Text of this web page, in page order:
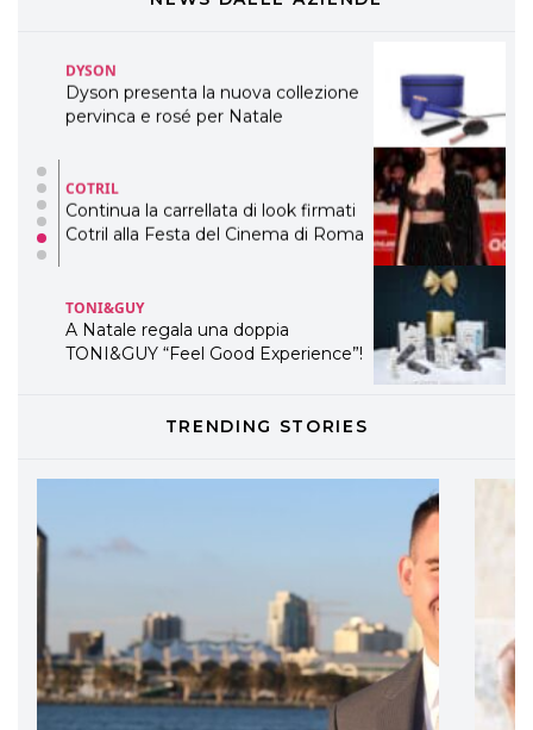
COTRIL
Continua la carrellata di look firmati
Cotril alla Festa del Cinema di Roma
TONI&GUY
A Natale regala una doppia
TONI&GUY “Feel Good Experience”!
LABEL.M lancia la sua innovativa ed
eco-sostenibile linea di prodotti
professionali
Davines presenta cofanetti beauty
ogni capello
TRENDING STORIES